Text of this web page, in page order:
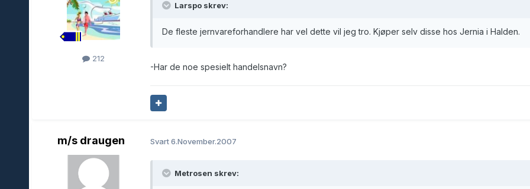
212
Larspo skrev:
De fleste jernvareforhandlere har vel dette vil jeg tro. Kjøper selv disse hos Jernia i Halden.
-Har de noe spesielt handelsnavn?
m/s draugen Svart6.November.2007
Metrosen skrev: